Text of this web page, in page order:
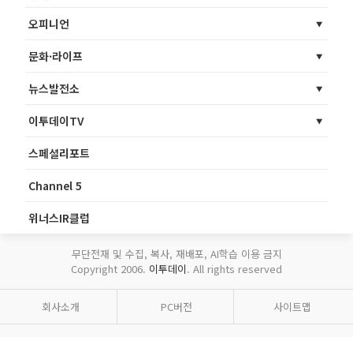
오피니언
문화·라이프
뉴스발전소
이투데이TV
스페셜리포트
Channel 5
위너스IR클럽
무단전재 및 수집, 복사, 재배포, AI학습 이용 금지
Copyright 2006. 이투데이. All rights reserved
회사소개 PC버전 사이트맵